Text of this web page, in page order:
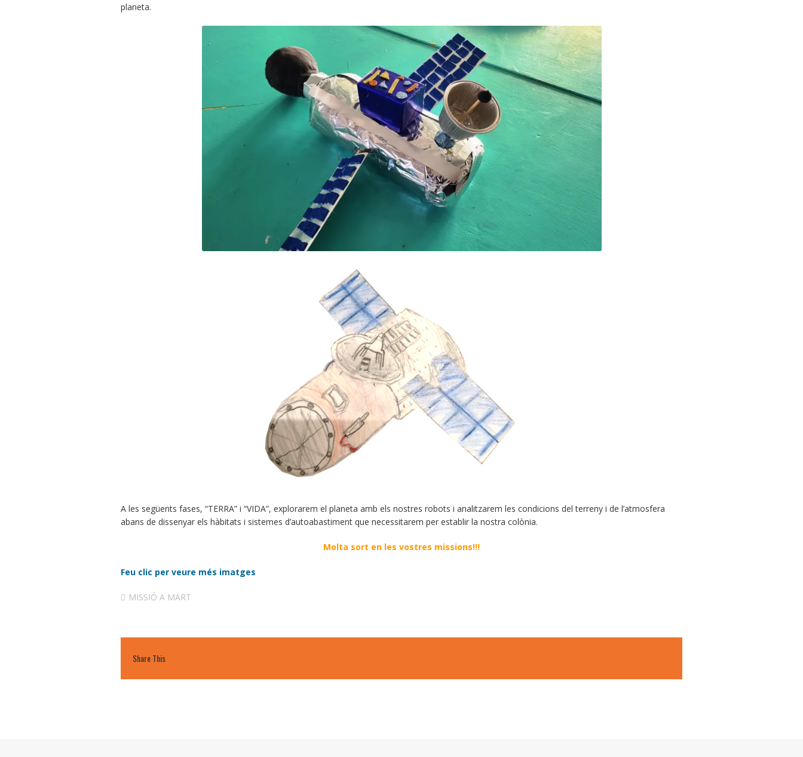
planeta.
A les següents fases, “TERRA” i “VIDA”, explorarem el planeta amb els nostres robots i analitzarem les condicions del terreny i de l’atmosfera
abans de dissenyar els hàbitats i sistemes d’autoabastiment que necessitarem per establir la nostra colònia.
Molta sort en les vostres missions!!!
Feu clic per veure més imatges
MISSIÓ A MART
Share This